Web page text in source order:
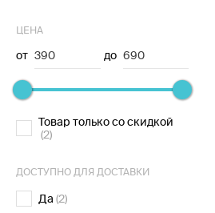
ЦЕНА
от 390 до 690
Товар только со скидкой
(2)
ДОСТУПНО ДЛЯ ДОСТАВКИ
Да (2)